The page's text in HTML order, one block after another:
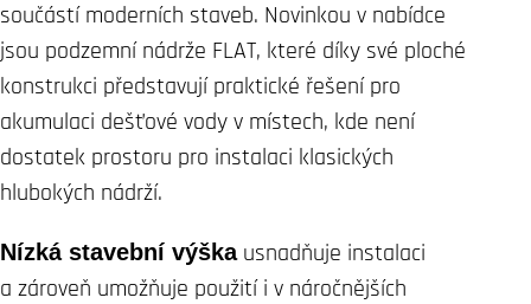
součástí moderních staveb. Novinkou v nabídce
jsou podzemní nádrže FLAT, které díky své ploché
konstrukci představují praktické řešení pro
akumulaci dešťové vody v místech, kde není
dostatek prostoru pro instalaci klasických
hlubokých nádrží.
Nízká stavební výškausnadňuje instalaci
a zároveň umožňuje použití i v náročnějších